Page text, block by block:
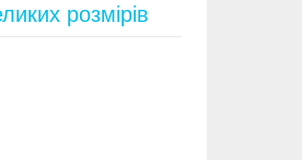
розмірів